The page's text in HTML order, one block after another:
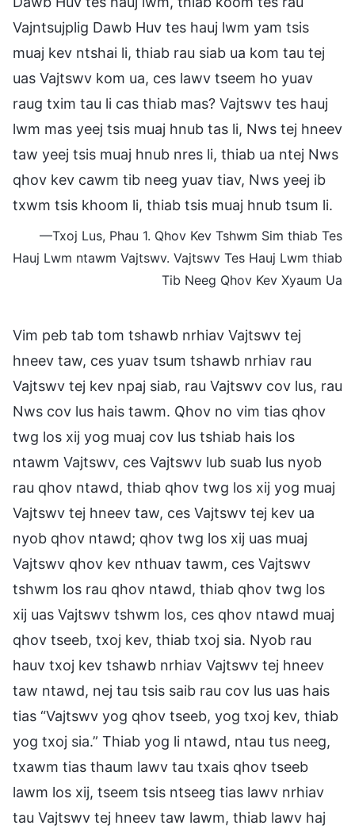
Vajntsujplig Dawb Huv tes hauj lwm yam tsis
muaj kev ntshai li, thiab rau siab ua kom tau tej
uas Vajtswv kom ua, ces lawv tseem ho yuav
raug txim tau li cas thiab mas? Vajtswv tes hauj
lwm mas yeej tsis muaj hnub tas li, Nws tej hneev
taw yeej tsis muaj hnub nres li, thiab ua ntej Nws
qhov kev cawm tib neeg yuav tiav, Nws yeej ib
txwm tsis khoom li, thiab tsis muaj hnub tsum li.
—Txoj Lus, Phau 1. Qhov Kev Tshwm Sim thiab Tes
Hauj Lwm ntawm Vajtswv. Vajtswv Tes Hauj Lwm thiab
Tib Neeg Qhov Kev Xyaum Ua
Vim peb tab tom tshawb nrhiav Vajtswv tej
hneev taw, ces yuav tsum tshawb nrhiav rau
Vajtswv tej kev npaj siab, rau Vajtswv cov lus, rau
Nws cov lus hais tawm. Qhov no vim tias qhov
twg los xij yog muaj cov lus tshiab hais los
ntawm Vajtswv, ces Vajtswv lub suab lus nyob
rau qhov ntawd, thiab qhov twg los xij yog muaj
Vajtswv tej hneev taw, ces Vajtswv tej kev ua
nyob qhov ntawd; qhov twg los xij uas muaj
Vajtswv qhov kev nthuav tawm, ces Vajtswv
tshwm los rau qhov ntawd, thiab qhov twg los
xij uas Vajtswv tshwm los, ces qhov ntawd muaj
qhov tseeb, txoj kev, thiab txoj sia. Nyob rau
hauv txoj kev tshawb nrhiav Vajtswv tej hneev
taw ntawd, nej tau tsis saib rau cov lus uas hais
tias “Vajtswv yog qhov tseeb, yog txoj kev, thiab
yog txoj sia.” Thiab yog li ntawd, ntau tus neeg,
txawm tias thaum lawv tau txais qhov tseeb
lawm los xij, tseem tsis ntseeg tias lawv nrhiav
tau Vajtswv tej hneev taw lawm, thiab lawv haj